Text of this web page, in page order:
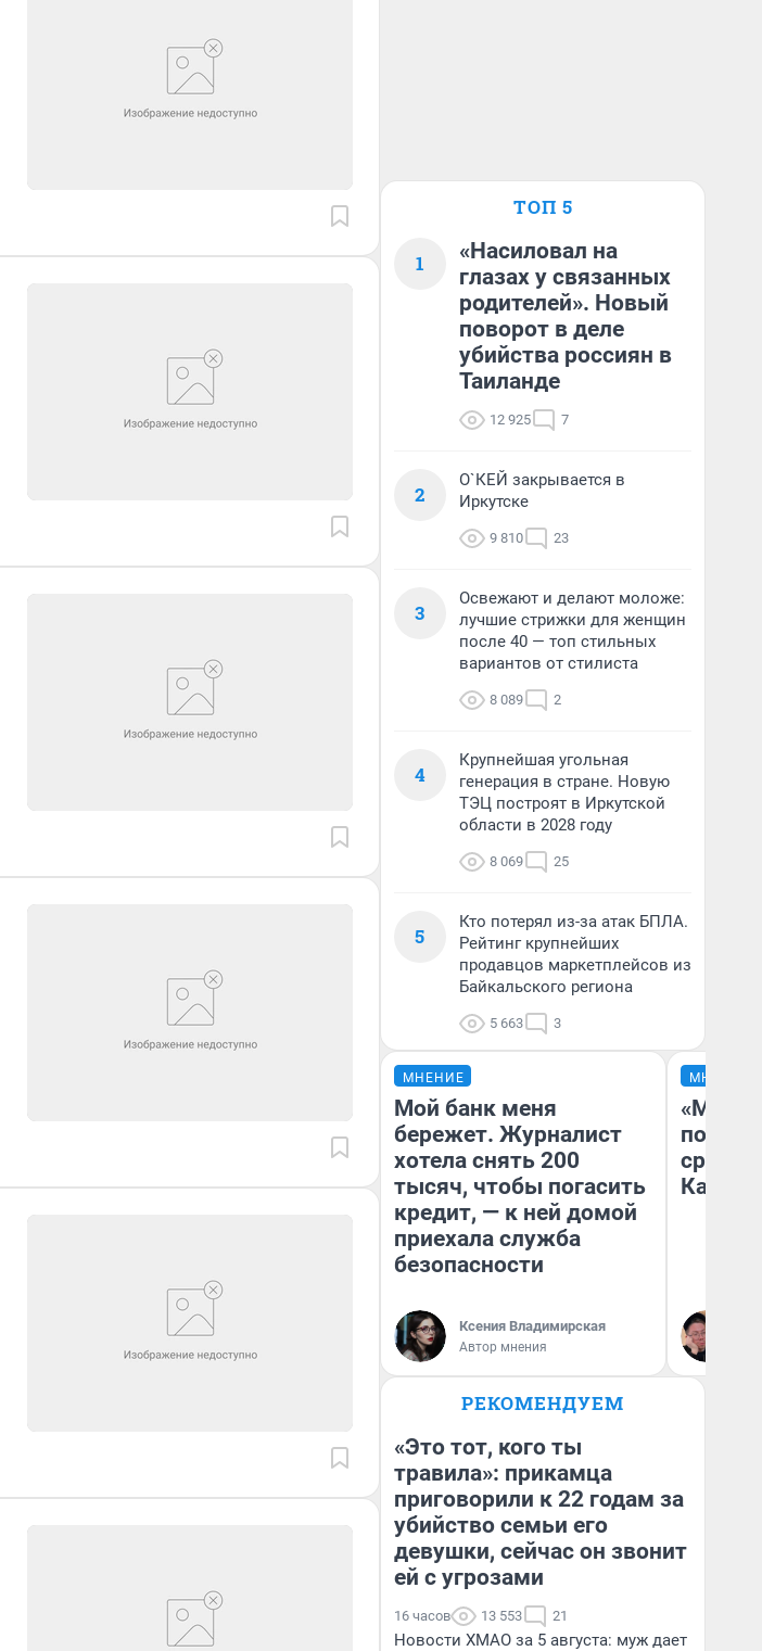
ТОП 5
1
«Насиловал на
глазах у связанных
родителей». Новый
поворот в деле
убийства россиян в
Таиланде
12 925 7
2
О`КЕЙ закрывается в
Иркутске
9 810 23
3
Освежают и делают моложе:
лучшие стрижки для женщин
после 40 — топ стильных
вариантов от стилиста
8 089 2
4
Крупнейшая угольная
генерация в стране. Новую
ТЭЦ построят в Иркутской
области в 2028 году
8 069 25
5
Кто потерял из-за атак БПЛА.
Рейтинг крупнейших
продавцов маркетплейсов из
Байкальского региона
5 663 3
МНЕНИЕ
Мой банк меня
бережет. Журналист
хотела снять 200
тысяч, чтобы погасить
кредит, — к ней домой
приехала служба
безопасности
Ксения Владимирская
Автор мнения
МНЕНИЕ
РЕКОМЕНДУЕМ
«Это тот, кого ты
травила»: прикамца
приговорили к 22 годам за
убийство семьи его
девушки, сейчас он звонит
ей с угрозами
16 часов 13 553 21
Новости ХМАО за 5 августа: муж дает